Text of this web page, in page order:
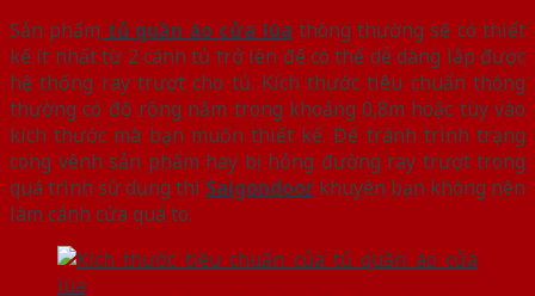
Sản phẩm tủ quần áo cửa lùa thông thường sẽ có thiết
kế ít nhất từ 2 cánh tủ trở lên để có thể dễ dàng lắp được
hệ thống ray trượt cho tủ. Kích thước tiêu chuẩn thông
thường có độ rộng nằm trong khoảng 0,8m hoặc tùy vào
kích thước mà bạn muốn thiết kế. Để tránh trình trạng
cong vênh sản phẩm hay bị hỏng đường ray trượt trong
quá trình sử dụng thì Saigondoor khuyên bạn không nên
làm cánh cửa quá to.